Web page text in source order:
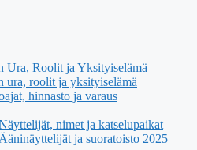
Ura, Roolit ja Yksityiselämä
ura, roolit ja yksityiselämä
hinnasto ja varaus
nimet ja katselupaikat
ja suoratoisto 2025